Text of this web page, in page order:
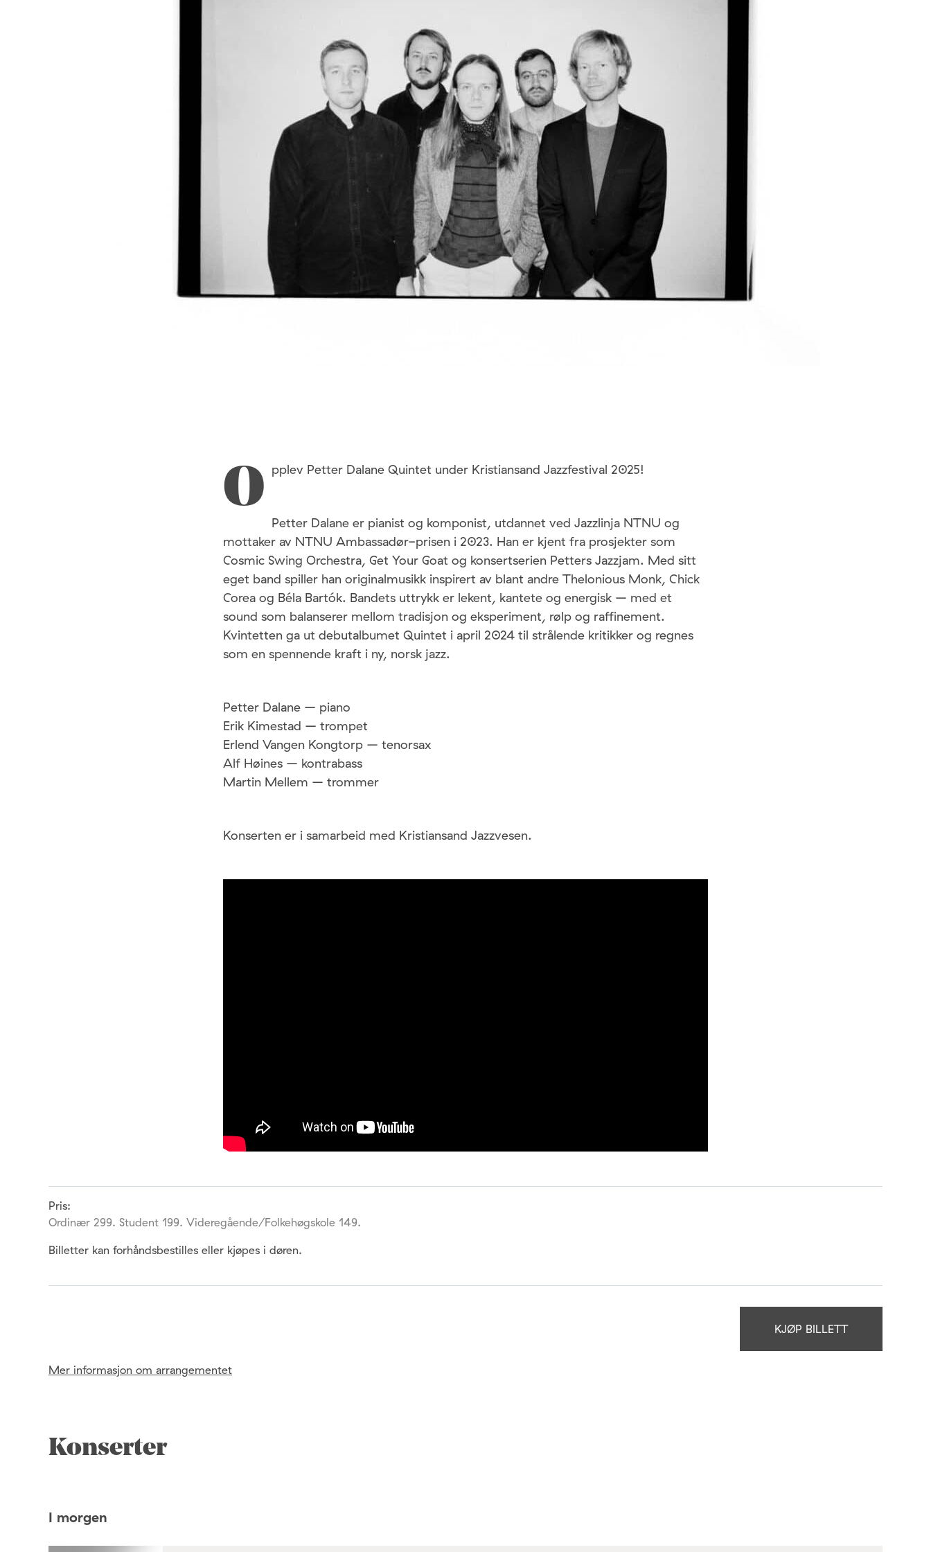
O pplev Petter Dalane Quintet under Kristiansand Jazzfestival 2025!
Petter Dalane er pianist og komponist, utdannet ved Jazzlinja NTNU og
mottaker av NTNU Ambassadør-prisen i 2023. Han er kjent fra prosjekter som
Cosmic Swing Orchestra, Get Your Goat og konsertserien Petters Jazzjam. Med sitt
eget band spiller han originalmusikk inspirert av blant andre Thelonious Monk, Chick
Corea og Béla Bartók. Bandets uttrykk er lekent, kantete og energisk – med et
sound som balanserer mellom tradisjon og eksperiment, rølp og raffinement.
Kvintetten ga ut debutalbumet Quintet i april 2024 til strålende kritikker og regnes
som en spennende kraft i ny, norsk jazz.
Petter Dalane – piano
Erik Kimestad – trompet
Erlend Vangen Kongtorp – tenorsax
Alf Høines – kontrabass
Martin Mellem – trommer
Konserten er i samarbeid med Kristiansand Jazzvesen.
Pris:
Ordinær 299. Student 199. Videregående/Folkehøgskole 149.
Billetter kan forhåndsbestilles eller kjøpes i døren.
KJØP BILLETT
Mer informasjon om arrangementet
Konserter
I morgen